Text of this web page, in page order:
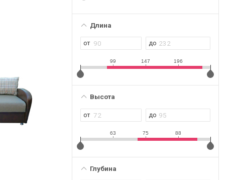
Длина
99 147 196
Высота
63 75 88
Глубина